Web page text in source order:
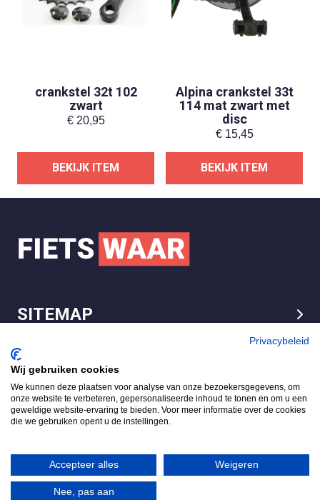
crankstel 32t 102
zwart
€20,95
BEKIJK ITEM
Alpina crankstel 33t
114 mat zwart met
disc
€15,45
BEKIJK ITEM
SITEMAP
LEGAL
FietsWaar.nl
4.7
Gebaseerd op 540 reviews
Review ons op
Privacybeleid
Wij gebruiken cookies
We kunnen deze plaatsen voor analyse van onze bezoekersgegevens, om
onze website te verbeteren, gepersonaliseerde inhoud te tonen en om u een
geweldige website-ervaring te bieden. Voor meer informatie over de cookies
die we gebruiken opent u de instellingen.
Accepteer alles Weigeren
Nee, pas aan